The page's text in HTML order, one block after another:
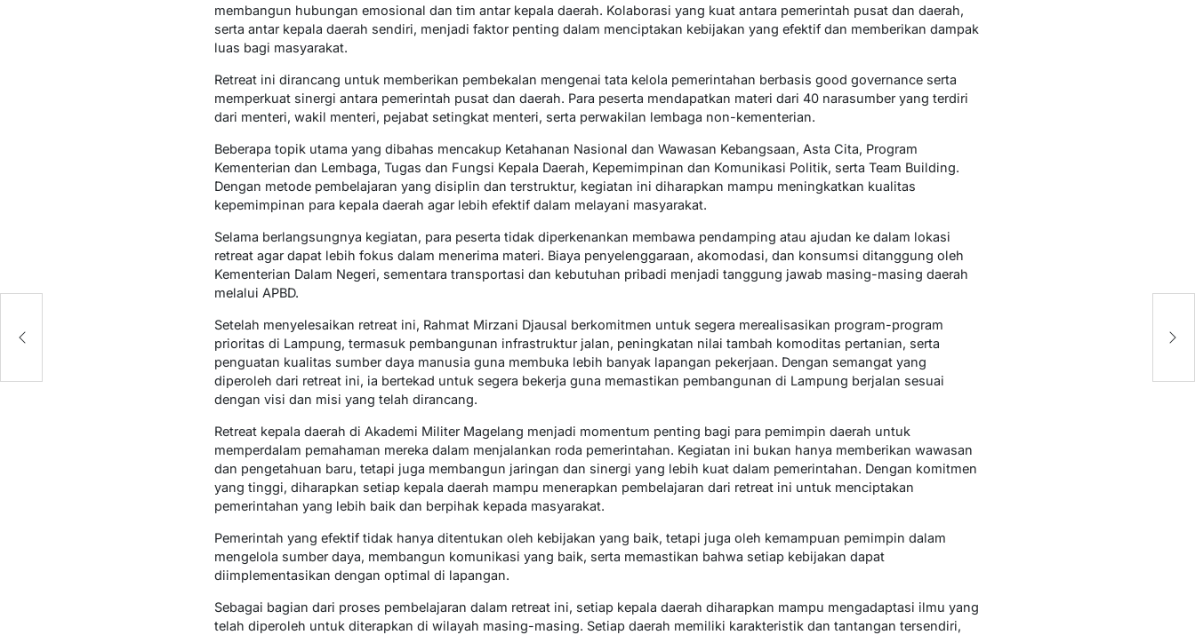
membangun hubungan emosional dan tim antar kepala daerah. Kolaborasi yang kuat antara pemerintah pusat dan daerah,
serta antar kepala daerah sendiri, menjadi faktor penting dalam menciptakan kebijakan yang efektif dan memberikan dampak
luas bagi masyarakat.
Retreat ini dirancang untuk memberikan pembekalan mengenai tata kelola pemerintahan berbasis good governance serta
memperkuat sinergi antara pemerintah pusat dan daerah. Para peserta mendapatkan materi dari 40 narasumber yang terdiri
dari menteri, wakil menteri, pejabat setingkat menteri, serta perwakilan lembaga non-kementerian.
Beberapa topik utama yang dibahas mencakup Ketahanan Nasional dan Wawasan Kebangsaan, Asta Cita, Program
Kementerian dan Lembaga, Tugas dan Fungsi Kepala Daerah, Kepemimpinan dan Komunikasi Politik, serta Team Building.
Dengan metode pembelajaran yang disiplin dan terstruktur, kegiatan ini diharapkan mampu meningkatkan kualitas
kepemimpinan para kepala daerah agar lebih efektif dalam melayani masyarakat.
Selama berlangsungnya kegiatan, para peserta tidak diperkenankan membawa pendamping atau ajudan ke dalam lokasi
retreat agar dapat lebih fokus dalam menerima materi. Biaya penyelenggaraan, akomodasi, dan konsumsi ditanggung oleh
Kementerian Dalam Negeri, sementara transportasi dan kebutuhan pribadi menjadi tanggung jawab masing-masing daerah
melalui APBD.
Setelah menyelesaikan retreat ini, Rahmat Mirzani Djausal berkomitmen untuk segera merealisasikan program-program
prioritas di Lampung, termasuk pembangunan infrastruktur jalan, peningkatan nilai tambah komoditas pertanian, serta
penguatan kualitas sumber daya manusia guna membuka lebih banyak lapangan pekerjaan. Dengan semangat yang
diperoleh dari retreat ini, ia bertekad untuk segera bekerja guna memastikan pembangunan di Lampung berjalan sesuai
dengan visi dan misi yang telah dirancang.
Retreat kepala daerah di Akademi Militer Magelang menjadi momentum penting bagi para pemimpin daerah untuk
memperdalam pemahaman mereka dalam menjalankan roda pemerintahan. Kegiatan ini bukan hanya memberikan wawasan
dan pengetahuan baru, tetapi juga membangun jaringan dan sinergi yang lebih kuat dalam pemerintahan. Dengan komitmen
yang tinggi, diharapkan setiap kepala daerah mampu menerapkan pembelajaran dari retreat ini untuk menciptakan
pemerintahan yang lebih baik dan berpihak kepada masyarakat.
Pemerintah yang efektif tidak hanya ditentukan oleh kebijakan yang baik, tetapi juga oleh kemampuan pemimpin dalam
mengelola sumber daya, membangun komunikasi yang baik, serta memastikan bahwa setiap kebijakan dapat
diimplementasikan dengan optimal di lapangan.
Sebagai bagian dari proses pembelajaran dalam retreat ini, setiap kepala daerah diharapkan mampu mengadaptasi ilmu yang
telah diperoleh untuk diterapkan di wilayah masing-masing. Setiap daerah memiliki karakteristik dan tantangan tersendiri,